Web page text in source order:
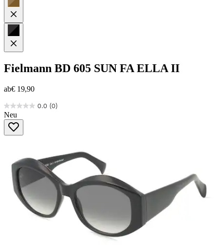
Fielmann BD 605 SUN FA ELLA II
ab€ 19,90
0.0 (0)
0.0
von
Sternen.
Neu